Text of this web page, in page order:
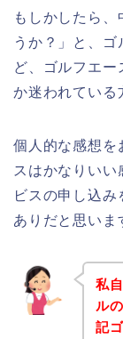
もしかしたら、
うか？」と、
ど、ゴルフエー
か迷われている
個人的な感想を
スはかなりいい
ビスの申し込
ありだと思いま
私
ル
記